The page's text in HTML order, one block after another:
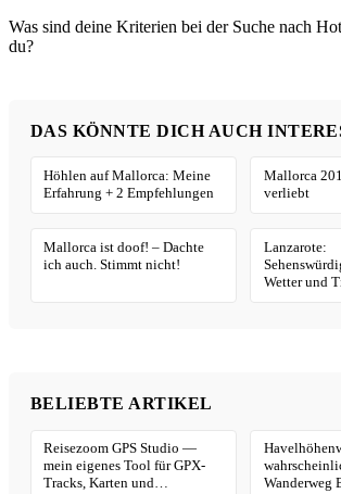
Was sind deine Kriterien bei der Suche nach
du?
DAS KÖNNTE DICH AUCH
Höhlen auf Mallorca: Meine
Erfahrung + 2 Empfehlungen
Mallorca
verliebt
Mallorca ist doof! – Dachte
ich auch. Stimmt nicht!
Lanzarote:
Wetter und
BELIEBTE ARTIKEL
Reisezoom GPS Studio —
mein eigenes Tool für GPX-
Tracks, Karten und
Wanderweg